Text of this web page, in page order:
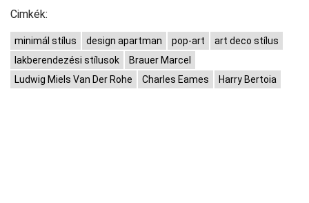
Cimkék:
minimál stílus design apartman pop-art
art deco stílus
lakberendezési stílusok
Brauer Marcel
Ludwig Miels Van Der Rohe
Charles Eames Harry Bertoia